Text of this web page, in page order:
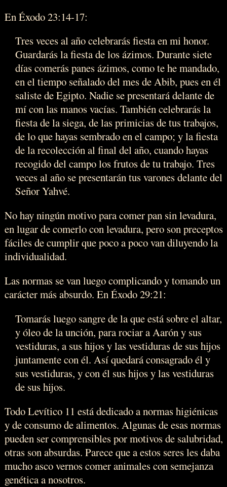
En Éxodo 23:14-17:
Tres veces al año celebrarás fiesta en mi honor.
Guardarás la fiesta de los ázimos. Durante siete
días comerás panes ázimos, como te he mandado,
en el tiempo señalado del mes de Abib, pues en él
saliste de Egipto. Nadie se presentará delante de
mí con las manos vacías. También celebrarás la
fiesta de la siega, de las primicias de tus trabajos,
de lo que hayas sembrado en el campo; y la fiesta
de la recolección al final del año, cuando hayas
recogido del campo los frutos de tu trabajo. Tres
veces al año se presentarán tus varones delante del
Señor Yahvé.
No hay ningún motivo para comer pan sin levadura,
en lugar de comerlo con levadura, pero son preceptos
fáciles de cumplir que poco a poco van diluyendo la
individualidad.
Las normas se van luego complicando y tomando un
carácter más absurdo. En Éxodo 29:21:
Tomarás luego sangre de la que está sobre el altar,
y óleo de la unción, para rociar a Aarón y sus
vestiduras, a sus hijos y las vestiduras de sus hijos
juntamente con él. Así quedará consagrado él y
sus vestiduras, y con él sus hijos y las vestiduras
de sus hijos.
Todo Levítico 11 está dedicado a normas higiénicas
y de consumo de alimentos. Algunas de esas normas
pueden ser comprensibles por motivos de salubridad,
otras son absurdas. Parece que a estos seres les daba
mucho asco vernos comer animales con semejanza
genética a nosotros.